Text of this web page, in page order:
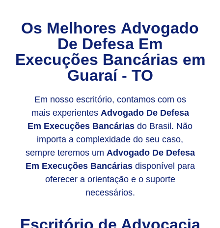
Os Melhores Advogado
De Defesa Em
Execuções Bancárias em
Guaraí - TO
Em nosso escritório, contamos com os
mais experientes Advogado De Defesa
Em Execuções Bancárias do Brasil. Não
importa a complexidade do seu caso,
sempre teremos um Advogado De Defesa
Em Execuções Bancáriasdisponível para
oferecer a orientação e o suporte
necessários.
Escritório de Advocacia